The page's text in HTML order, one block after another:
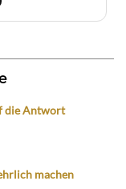
die Antwort
machen